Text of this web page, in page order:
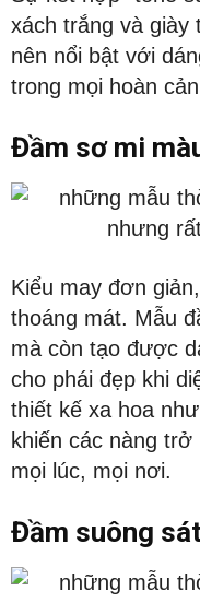
xách trắng và giày
nên nổi bật với
trong mọi hoàn
Đầm sơ mi
Kiểu may đơn
thoáng mát. Mẫu
mà còn tạo được
cho phái đẹp khi
thiết kế xa hoa
khiến các nàng
mọi lúc, mọi nơi.
Đầm suông